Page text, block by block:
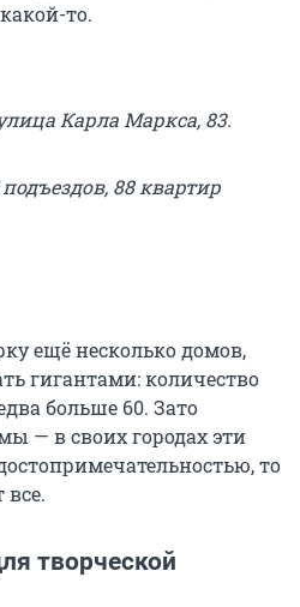
то.
Карла Маркса, 83.
88 квартир
ещё несколько домов,
гигантами: количество
больше 60. Зато
— в своих городах эти
то
все.
творческой